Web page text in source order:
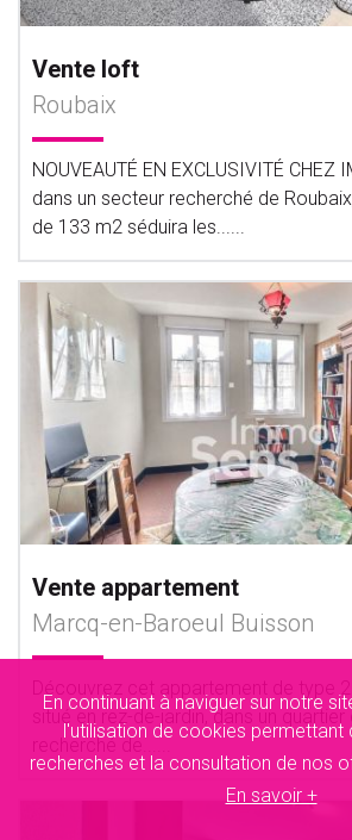
En continuant à naviguer sur notre
l'utilisation de cookies permettant
recherches et la consultation de nos
En savoir +
Vente loft
Roubaix
NOUVEAUTÉ EN EXCLUSIVITÉ CHEZ
dans un secteur recherché de
de 133 m2 séduira les......
Vente appartement
Marcq-en-Baroeul Buisson
situé en rez-de-jardin, dans un
recherché de......